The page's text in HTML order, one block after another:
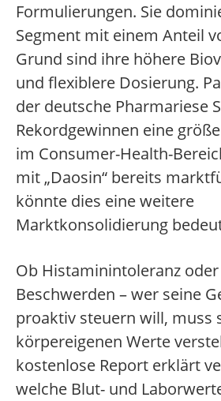
Formulierungen. Sie
Segment mit einem Anteil
Grund sind ihre höhere
und flexiblere Dosierung.
der deutsche Pharmariese
Rekordgewinnen eine
im Consumer-Health-
mit „Daosin“ bereits
könnte dies eine weitere
Marktkonsolidierung
Ob Histaminintoleranz
Beschwerden – wer seine
proaktiv steuern will, muss
körpereigenen Werte
kostenlose Report erklärt
welche Blut- und